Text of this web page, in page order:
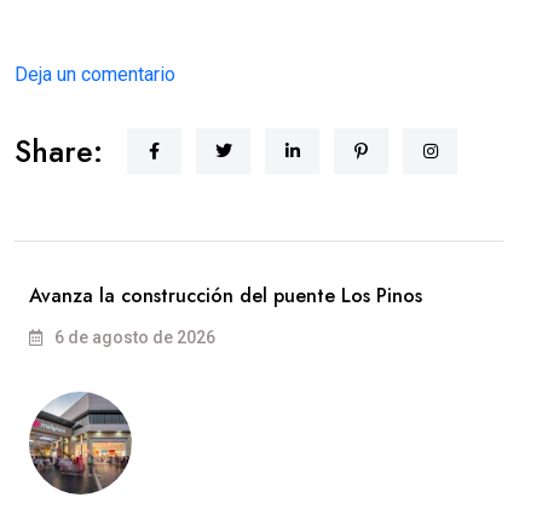
Deja un comentario
Share:
Avanza la construcción del puente Los Pinos
6 de agosto de 2026